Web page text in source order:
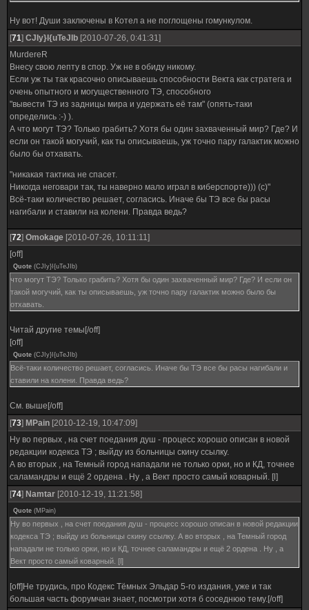
Ну вот! Души заключены в Котел а не поглощены гомункулом.
[71] CJIy}I{uTeJIb [2010-07-26, 0:41:31]
MurdereR
Внесу свою лепту в спор. Уж не в обиду никому.
Если уж ты так красочно описываешь способности Векта как стратега и
очень опытного и могущественного ТЭ, способного
"вывести ТЭ из задницы мира и удержать её там" (опять-таки
определись :-) ).
А что могут ТЭ? Только грабить? Хотя бы один захваченный мир? Где? И
если он такой могучий, как ты описываешь, уж точно пару галактик можно
было бы отхавать.
"никакая тактика не спасет.
Никогда неговари так, ты наверно мало играл в киберспорте))) (с)"
Всё-таки количество решает, согласись. Иначе бы ТЭ все бы расы
нагибали и ставили на колени. Правда ведь?
[72] Omokage [2010-07-26, 10:11:11]
[off]
Quote (CJIy}I{uTeJIb)
что могут ТЭ? Только грабить? Хотя бы один захваченный мир? Где? И если он
такой могучий, как ты описываешь, уж точно пару галактик можно было бы
отхавать.
Читай другие темы[/off]
[off]
Quote (CJIy}I{uTeJIb)
Всё-таки количество решает, согласись. Иначе бы ТЭ все бы расы нагибали и
ставили на колени. Правда ведь?
См. выше[/off]
[73] MPain [2010-12-19, 10:47:09]
Ну во первых , на счет поедания душ - процесс хорошо описан в новой
редакции кодекса ТЭ ; выйду из больницы скину ссылку.
А во вторых , на Темный город нападали не только орки, но и КД, точнее
саламандры и ещё 2 ордена . Ну , а Вект просто самый коварный. [l]
[74] Namtar [2010-12-19, 11:21:58]
Quote (MPain)
Ну во первых , на счет поедания душ - процесс хорошо описан в новой редакции
кодекса ТЭ ; выйду из больницы скину ссылку. А во вторых , на Темный город
нападали не только орки, но и КД, точнее саламандры и ещё 2 ордена . Ну , а
Вект просто самый коварный. [l]
[off]Не трудись, про Кодекс Тёмных Эльдар 5-го издания, уже и так
большая часть форумчан знает, посмотри хотя б соседнюю тему.[/off]